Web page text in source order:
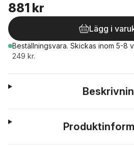
881 kr
Lägg i
Beställningsvara. Skickas inom 5-8
249 kr.